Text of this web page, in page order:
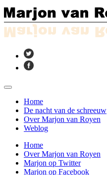
Home
De nacht van de schreeuw
Over Marjon van Royen
Weblog
Home
Over Marjon van Royen
Marjon op Twitter
Marjon op Facebook